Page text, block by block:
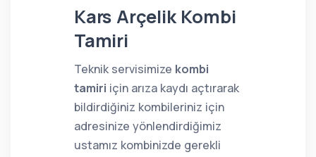
Kars Arçelik Kombi
Tamiri
Teknik servisimize kombi
tamiri için arıza kaydı açtırarak
bildirdiğiniz kombileriniz için
adresinize yönlendirdiğimiz
ustamız kombinizde gerekli